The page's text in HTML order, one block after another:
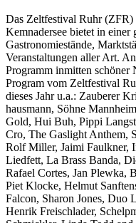
Das Zeltfestival Ruhr
Kemnadersee bietet in einer
Gastronomiestände,
Veranstaltungen aller Art.
Programm inmitten schöner
Program vom Zeltfestival
dieses Jahr u.a.: Zauberer
hausmann, Söhne
Gold, Hui Buh, Pippi
Cro, The Gaslight Anthem,
Rolf Miller, Jaimi Faulkner,
Liedfett, La Brass Banda,
Rafael Cortes, Jan Plewka,
Piet Klocke, Helmut
Falcon, Sharon Jones, Duo
Henrik Freischlader,